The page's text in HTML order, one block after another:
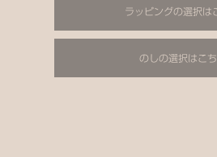
ラッピングの選択は
のしの選択はこ